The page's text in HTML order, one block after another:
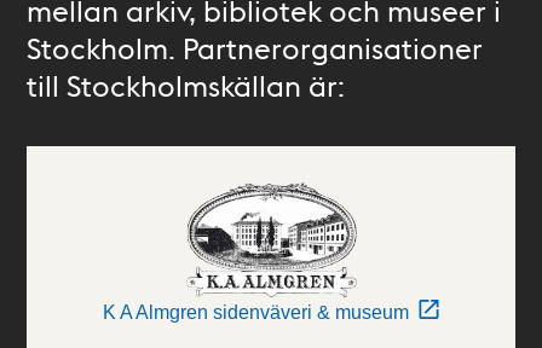
mellan arkiv, bibliotek och museer i
Stockholm. Partnerorganisationer
till Stockholmskällan är:
K A Almgren sidenväveri & museum